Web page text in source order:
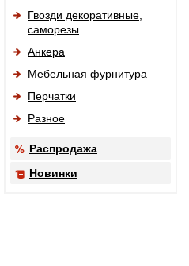
Гвозди декоративные,
саморезы
Анкера
Мебельная фурнитура
Перчатки
Разное
Распродажа
Новинки